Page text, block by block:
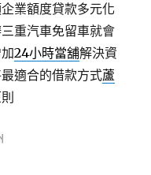
業額度貸款多元化
重汽車免留車就會
24小時當舖解決資
適合的借款方式蘆